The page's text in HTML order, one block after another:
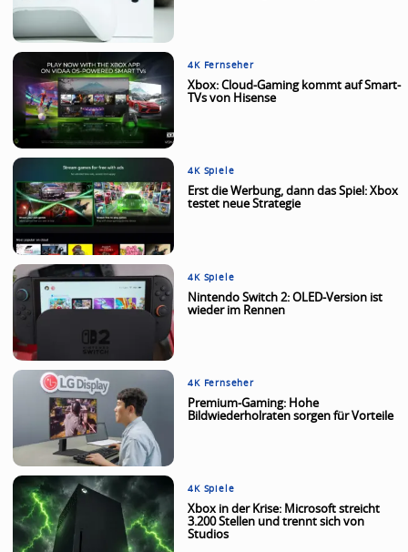
4K Fernseher
Xbox: Cloud-Gaming kommt auf Smart-
TVs von Hisense
4K Spiele
Erst die Werbung, dann das Spiel: Xbox
testet neue Strategie
4K Spiele
Nintendo Switch 2: OLED-Version ist
wieder im Rennen
4K Fernseher
Premium-Gaming: Hohe
Bildwiederholraten sorgen für Vorteile
4K Spiele
Xbox in der Krise: Microsoft streicht
3.200 Stellen und trennt sich von
Studios